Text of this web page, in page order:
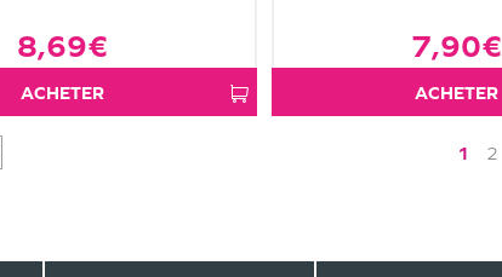
8,69€
ACHETER
7,90€
ACHETER
1 2